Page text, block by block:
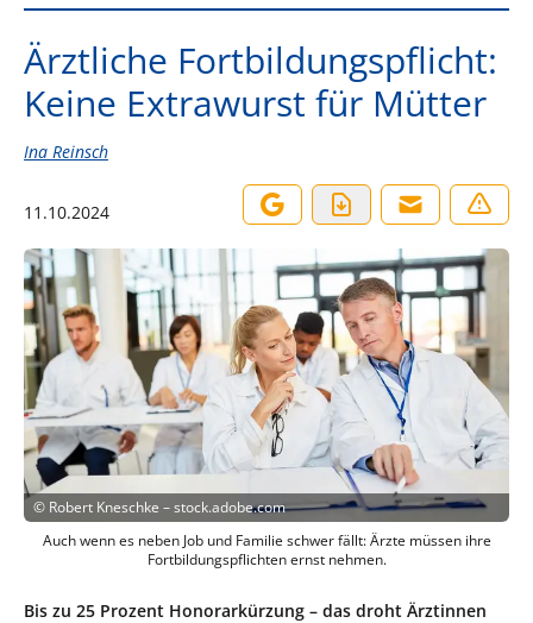
Ärztliche Fortbildungspflicht:
Keine Extrawurst für Mütter
Ina Reinsch
11.10.2024
© Robert Kneschke – stock.adobe.com
Auch wenn es neben Job und Familie schwer fällt: Ärzte müssen ihre
Fortbildungspflichten ernst nehmen.
Bis zu 25 Prozent Honorarkürzung – das droht Ärztinnen